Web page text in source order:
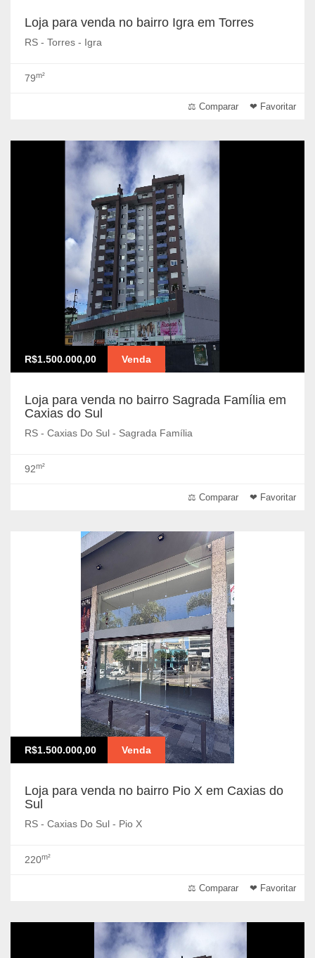
Loja para venda no bairro Igra em Torres
RS - Torres - Igra
79m²
⚖ Comparar ❤ Favoritar
R$1.500.000,00 Venda
Loja para venda no bairro Sagrada Família em
Caxias do Sul
RS - Caxias Do Sul - Sagrada Família
92m²
⚖ Comparar ❤ Favoritar
R$1.500.000,00 Venda
Loja para venda no bairro Pio X em Caxias do
Sul
RS - Caxias Do Sul - Pio X
220m²
⚖ Comparar ❤ Favoritar